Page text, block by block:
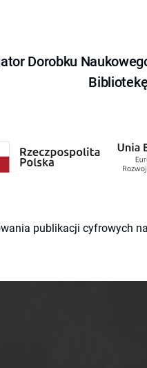
Dorobku
publikacji cyfrowych